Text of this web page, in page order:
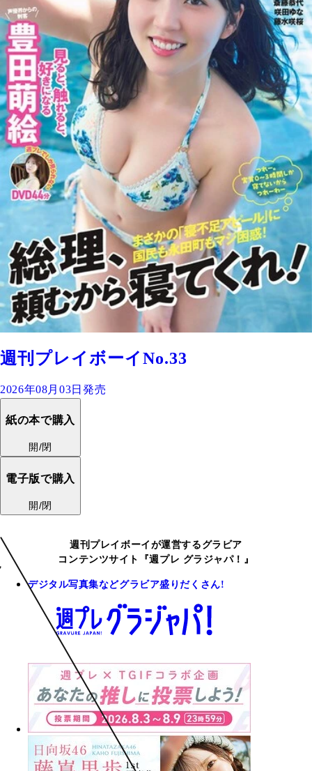
週刊プレイボーイNo.33
2026年08月03日発売
紙の本で購入
開/閉
電子版で購入
開/閉
週刊プレイボーイが運営するグラビア
コンテンツサイト『週プレ グラジャパ！』
デジタル写真集などグラビア盛りだくさん!